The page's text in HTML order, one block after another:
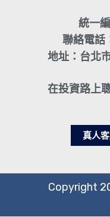
統一
聯絡電
地址：台北
在投資路上
真人
Copyright